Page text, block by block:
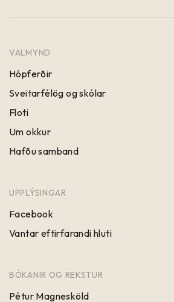
VALMYND
Hópferðir
Sveitarfélög og skólar
Floti
Um okkur
Hafðu samband
UPPLÝSINGAR
Facebook
Vantar eftirfarandi hluti
BÓKANIR OG REKSTUR
Pétur Magnesköld